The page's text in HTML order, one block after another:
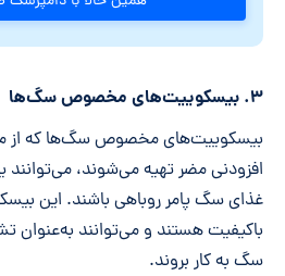
۳. بیسکوییت‌های مخصوص سگ‌ها
بیسکوییت‌های مخصوص سگ‌ها که از
افزودنی مضر تهیه می‌شوند،
غذای سگ پامر روباهی باشند. این
باکیفیت هستند و می‌توانند به‌عنوان
سگ به کار بروند.